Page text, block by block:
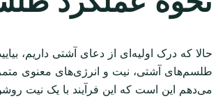
حالا که درک اولیه‌ای از دعای آشتی داریم،
طلسم‌های آشتی، نیت و انرژی‌های معنوی
می‌دهم این است که این فرآیند با یک نیت